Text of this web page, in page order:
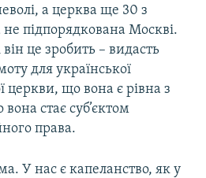
а церква ще 30 з
підпорядкована Москві.
це зробить – видасть
для української
церкви, що вона є рівна з
стає суб’єктом
права.
У нас є капеланство, як у